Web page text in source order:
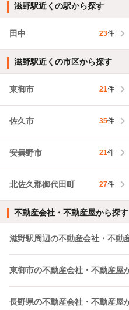
滋野駅近くの駅から探す
田中 23件
滋野駅近くの市区から探す
東御市 21件
佐久市 35件
安曇野市 21件
北佐久郡御代田町 27件
不動産会社・不動産屋から探す
滋野駅周辺の不動産会社・不動
東御市の不動産会社・不動産屋
長野県の不動産会社・不動産屋